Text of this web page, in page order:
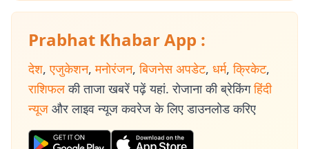
Prabhat Khabar App :
देश, एजुकेशन, मनोरंजन, बिजनेस अपडेट, धर्म, क्रिकेट,
राशिफल की ताजा खबरें पढ़ें यहां. रोजाना की ब्रेकिंग हिंदी
न्यूज और लाइव न्यूज कवरेज के लिए डाउनलोड करिए